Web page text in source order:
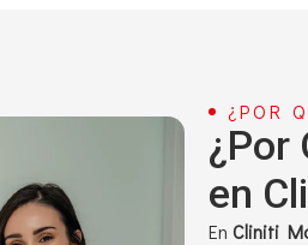
¿POR
¿Por
en
En Cliniti